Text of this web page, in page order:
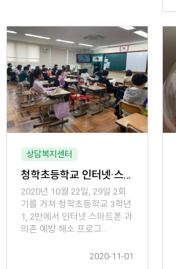
상담복지센터
청학초등학교 인터넷·스마트폰 과의존 예방·해소 프로그램 진행
2020년 10월 22일, 29일 2회
기를 거쳐 청학초등학교 3학년
1, 2반에서 인터넷·스마트폰 과
의존 예방·해소 프로그..
2020-11-01